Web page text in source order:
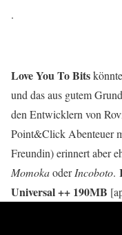
.
Love You To Bits
und das aus gutem
den Entwicklern von
Point&Click Abenteuer
Freundin) erinnert aber
MomokaoderIncoboto.
Universal ++ 190MB